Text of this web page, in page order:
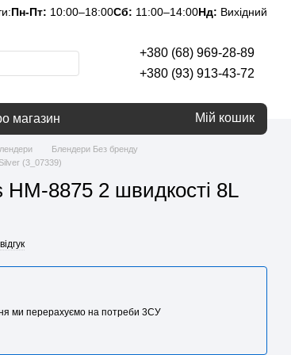
Пн-Пт: 10:00–18:00Сб: 11:00–14:00Нд: Вихідний
+380 (68) 969-28-89
+380 (93) 913-43-72
магазин Мій кошик
Блендери Без бренду
(3_07339)
8875 2 швидкості 8L
ми перерахуємо на потреби 3CУ